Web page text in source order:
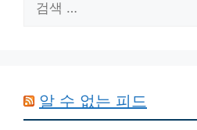
색:
알 수 없는 피드